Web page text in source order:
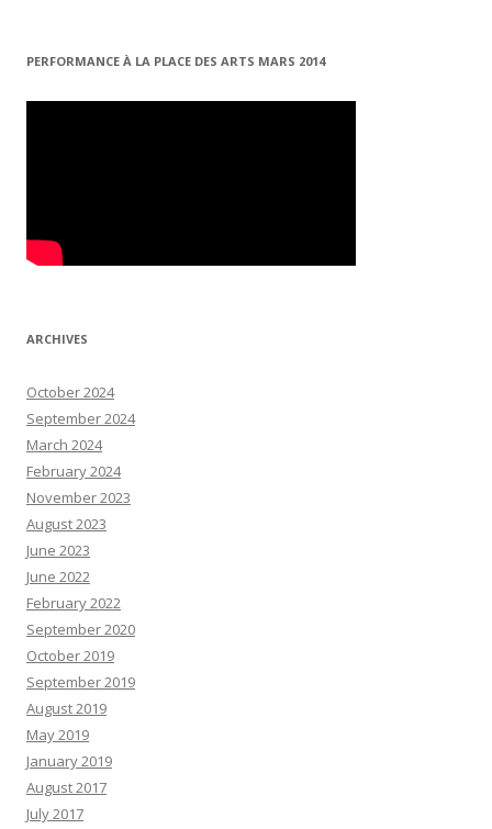
PERFORMANCE À LA PLACE DES ARTS MARS 2014
ARCHIVES
October 2024
September 2024
March 2024
February 2024
November 2023
August 2023
June 2023
June 2022
February 2022
September 2020
October 2019
September 2019
August 2019
May 2019
January 2019
August 2017
July 2017